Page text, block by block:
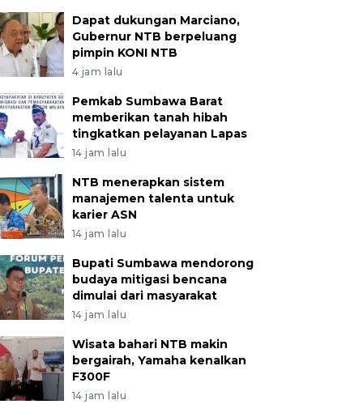
Dapat dukungan Marciano,
Gubernur NTB berpeluang
pimpin KONI NTB
4 jam lalu
Pemkab Sumbawa Barat
memberikan tanah hibah
tingkatkan pelayanan Lapas
14 jam lalu
NTB menerapkan sistem
manajemen talenta untuk
karier ASN
14 jam lalu
Bupati Sumbawa mendorong
budaya mitigasi bencana
dimulai dari masyarakat
14 jam lalu
Wisata bahari NTB makin
bergairah, Yamaha kenalkan
F300F
14 jam lalu